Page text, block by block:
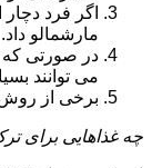
اگر فرد
مارشمالو داد.
در صورتی که
می توانند
برخی از روش
چه غذاهایی برای